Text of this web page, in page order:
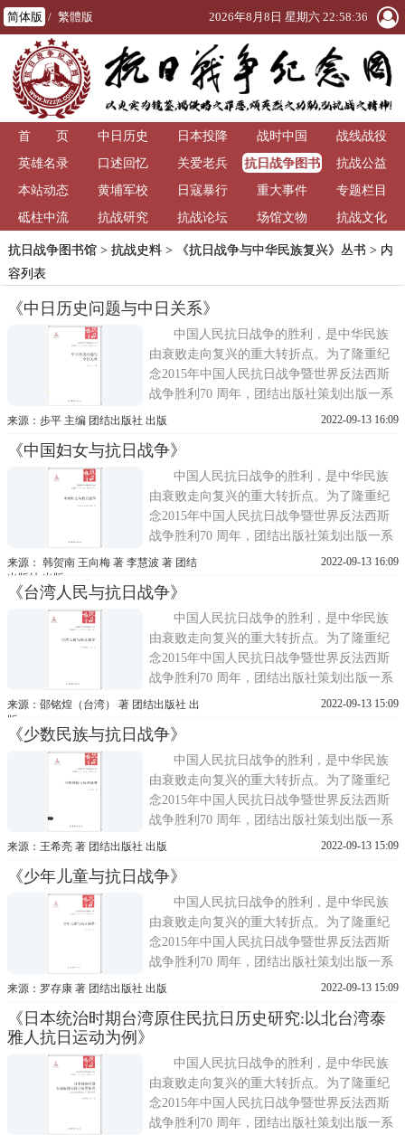
简体版 / 繁體版 2026年8月8日 星期六 22:58:37
首 页 中日历史 日本投降 战时中国
战线战役
英雄名录
口述回忆 关爱老兵
抗日战争图书
馆
抗战公益
本站动态
黄埔军校 日寇暴行 重大事件
专题栏目
砥柱中流
抗战研究 抗战论坛 场馆文物 抗战文化
抗日战争图书馆> 抗战史料> 《抗日战争与中华民族复兴》丛书 > 内
容列表
《中日历史问题与中日关系》
中国人民抗日战争的胜利，是中华民族
由衰败走向复兴的重大转折点。为了隆重纪
念2015年中国人民抗日战争暨世界反法西斯
战争胜利70 周年，团结出版社策划出版一系
列优秀的抗战类图书。海峡两岸抗战史权威
——《抗日战争与中华民族复兴》。《抗日
战争与中华民族复兴》系列丛书由海峡两岸
历史学者共同完成。中国
来源：步平 主编 团结出版社 出版 2022-09-13 16:09
《中国妇女与抗日战争》
中国人民抗日战争的胜利，是中华民族
由衰败走向复兴的重大转折点。为了隆重纪
念2015年中国人民抗日战争暨世界反法西斯
战争胜利70 周年，团结出版社策划出版一系
列优秀的抗战类图书。海峡两岸抗战史权威
——《抗日战争与中华民族复兴》。《抗日
战争与中华民族复兴》系列丛书由海峡两岸
历史学者共同完成。中国
来源： 韩贺南 王向梅 著 李慧波 著 团结
出版社 出版
2022-09-13 16:09
《台湾人民与抗日战争》
中国人民抗日战争的胜利，是中华民族
由衰败走向复兴的重大转折点。为了隆重纪
念2015年中国人民抗日战争暨世界反法西斯
战争胜利70 周年，团结出版社策划出版一系
列优秀的抗战类图书。海峡两岸抗战史权威
——《抗日战争与中华民族复兴》。《抗日
战争与中华民族复兴》系列丛书由海峡两岸
历史学者共同完成。中国
来源：邵铭煌（台湾） 著 团结出版社 出
版
2022-09-13 15:09
《少数民族与抗日战争》
中国人民抗日战争的胜利，是中华民族
由衰败走向复兴的重大转折点。为了隆重纪
念2015年中国人民抗日战争暨世界反法西斯
战争胜利70 周年，团结出版社策划出版一系
列优秀的抗战类图书。海峡两岸抗战史权威
——《抗日战争与中华民族复兴》。《抗日
战争与中华民族复兴》系列丛书由海峡两岸
历史学者共同完成。中国
来源：王希亮 著 团结出版社 出版 2022-09-13 15:09
《少年儿童与抗日战争》
中国人民抗日战争的胜利，是中华民族
由衰败走向复兴的重大转折点。为了隆重纪
念2015年中国人民抗日战争暨世界反法西斯
战争胜利70 周年，团结出版社策划出版一系
列优秀的抗战类图书。海峡两岸抗战史权威
——《抗日战争与中华民族复兴》。《抗日
历史学者共同完成。中国
来源：罗存康 著 团结出版社 出版 2022-09-13 15:09
《日本统治时期台湾原住民抗日历史研究:以北台湾泰
雅人抗日运动为例》
中国人民抗日战争的胜利，是中华民族
由衰败走向复兴的重大转折点。为了隆重纪
念2015年中国人民抗日战争暨世界反法西斯
战争胜利70 周年，团结出版社策划出版一系